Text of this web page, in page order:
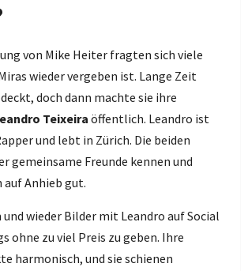
von Mike Heiter fragten sich viele
wieder vergeben ist. Lange Zeit
doch dann machte sie ihre
Teixeira öffentlich. Leandro ist
und lebt in Zürich. Die beiden
gemeinsame Freunde kennen und
auf Anhieb gut.
wieder Bilder mit Leandro auf Social
ohne zu viel Preis zu geben. Ihre
harmonisch, und sie schienen